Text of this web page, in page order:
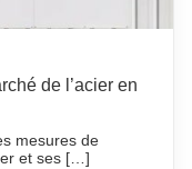
de l’acier en
mesures de
et ses […]